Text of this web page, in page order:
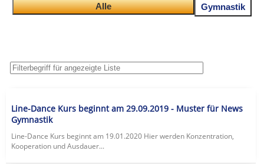
Alle Gymnastik
Line-Dance Kurs beginnt am 29.09.2019 - Muster für News
Gymnastik
Line-Dance Kurs beginnt am 19.01.2020 Hier werden Konzentration,
Kooperation und Ausdauer...